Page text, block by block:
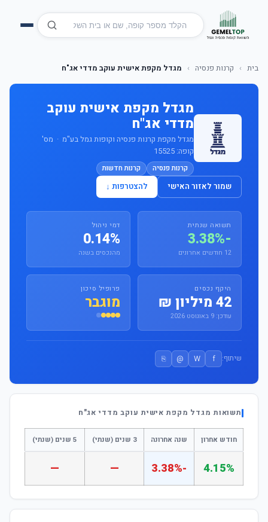
בית › קרנות פנסיה › מגדל מקפת אישית עוקב מדדי אג"ח
מגדל מקפת אישית עוקב
מדדי אג"ח
מגדל מקפת קרנות פנסיה וקופות גמל בע"מ · מס'
קופה: 15525
קרנות פנסיה קרנות חדשות
שמור לאזור האישי להצטרפות ↓
תשואה שנתית
-3.38%
12 חודשים אחרונים
דמי ניהול
0.14%
מהנכסים בשנה
היקף נכסים
42 מיליון ₪
עודכן: 9 באוגוסט 2026
פרופיל סיכון
מוגבר
שיתוף: f
W
@
⎘
תשואות מגדל מקפת אישית עוקב מדדי אג"ח
חודש אחרון שנה אחרונה 3 שנים (שנתי) 5 שנים (שנתי)
4.15%
-3.38%
—
—